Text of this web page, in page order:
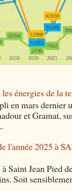
énergies de la
en mars dernier
et Gramat,
l'année 2025 à
Saint Jean Pied
Soit